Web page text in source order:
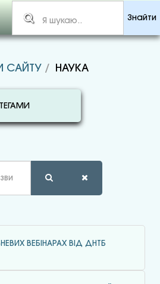
Знайти
САЙТУ НАУКА
ВЕБІНАРАХ ВІД ДНТБ